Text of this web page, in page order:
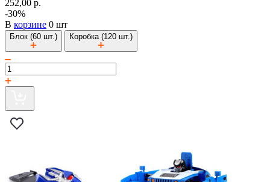
252,00 р.
-30%
В корзине 0 шт
Блок (60 шт.) Коробка (120 шт.)